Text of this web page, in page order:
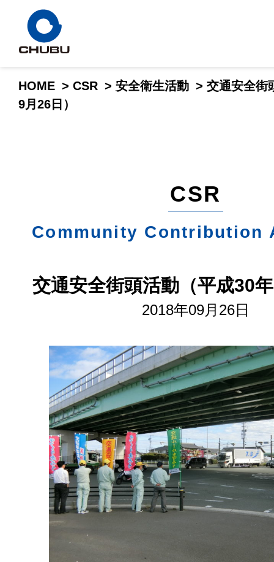
HOME > CSR > 安全衛生活動 > 交通安全街
9月26日）
CSR
Community Contribution
交通安全街頭活動（平成30
2018年09月26日